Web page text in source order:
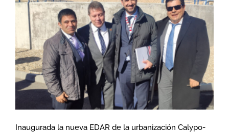
Inaugurada la nueva EDAR de la urbanización Calypo-